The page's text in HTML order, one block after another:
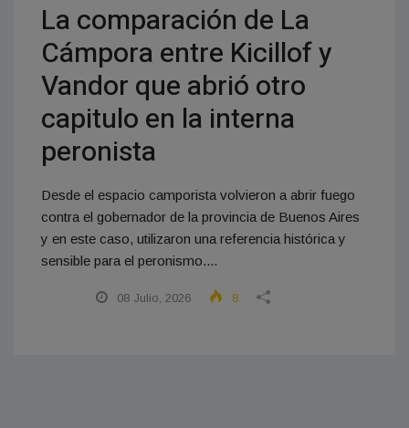
La comparación de La
Cámpora entre Kicillof y
Vandor que abrió otro
capitulo en la interna
peronista
Desde el espacio camporista volvieron a abrir fuego
contra el gobernador de la provincia de Buenos Aires
y en este caso, utilizaron una referencia histórica y
sensible para el peronismo....
08 Julio, 2026 8